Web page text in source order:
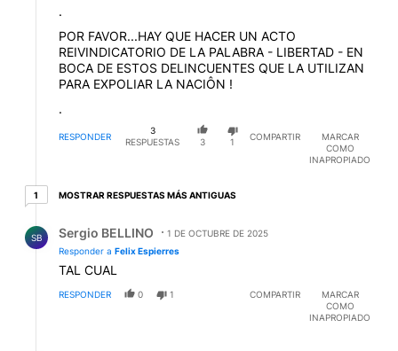
.
POR FAVOR...HAY QUE HACER UN ACTO
REIVINDICATORIO DE LA PALABRA - LIBERTAD - EN
BOCA DE ESTOS DELINCUENTES QUE LA UTILIZAN
PARA EXPOLIAR LA NACIÔN !
.
RESPONDER
3
RESPUESTAS
3 1
COMPARTIR
MARCAR
COMO
INAPROPIADO
11 respuesta más antiguas
MOSTRAR RESPUESTAS MÁS ANTIGUAS
SB Sergio BELLINO
1 DE OCTUBRE DE 2025
Responder a Felix Espierres
TAL CUAL
RESPONDER 0 1 COMPARTIR
MARCAR
COMO
INAPROPIADO